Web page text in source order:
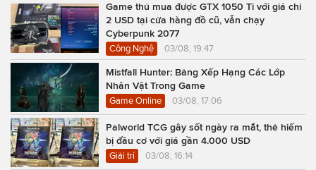
Game thủ mua được GTX 1050 Ti với giá chỉ
2 USD tại cửa hàng đồ cũ, vẫn chạy
Cyberpunk 2077
Công Nghệ 03/08, 19:47
Mistfall Hunter: Bảng Xếp Hạng Các Lớp
Nhân Vật Trong Game
Game Online 03/08, 17:06
Palworld TCG gây sốt ngày ra mắt, thẻ hiếm
bị đầu cơ với giá gần 4.000 USD
Giải trí 03/08, 16:14